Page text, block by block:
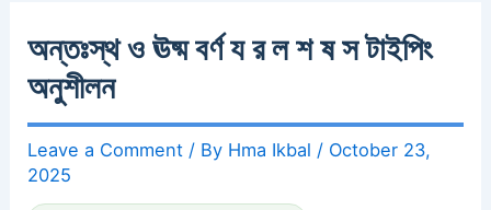
অন্তঃস্থ ও ঊষ্ম বর্ণ য র ল শ ষ স টাইপিং
অনুশীলন
Leave a Comment / By Hma Ikbal / October 23,
2025